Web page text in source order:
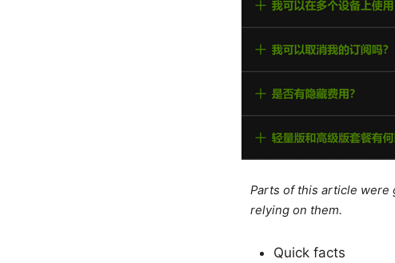
Parts of this article were
relying on them.
Quick facts